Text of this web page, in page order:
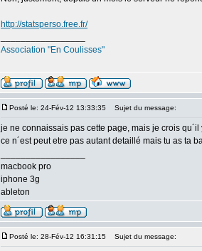
http://statsperso.free.fr/
Association "En Coulisses"
Posté le: 24-Fév-12 13:33:35 Sujet du message:
je ne connaissais pas cette page, mais je crois
ce n´est peut etre pas autant detaillé mais tu as ta
macbook pro
iphone 3g
ableton
Posté le: 28-Fév-12 16:31:15 Sujet du message: